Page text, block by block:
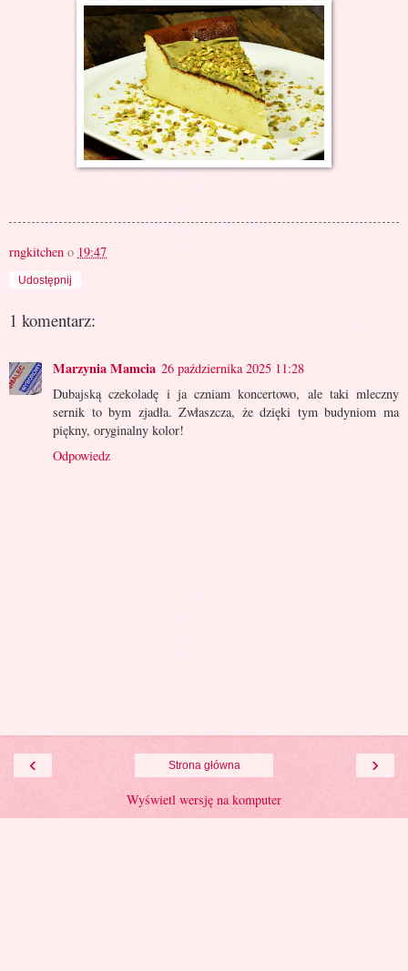
rngkitchen o 19:47
Udostępnij
1 komentarz:
Marzynia Mamcia 26 października 2025 11:28
Dubajską czekoladę i ja czniam koncertowo, ale taki mleczny
sernik to bym zjadła. Zwłaszcza, że dzięki tym budyniom ma
piękny, oryginalny kolor!
Odpowiedz
‹ ›
Strona główna
Wyświetl wersję na komputer